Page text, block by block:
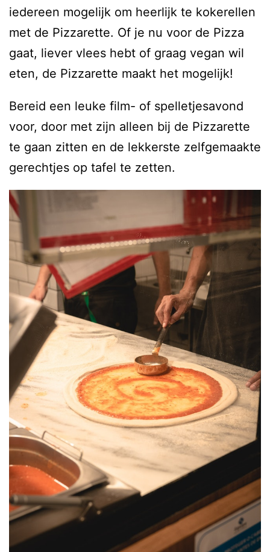
iedereen mogelijk om heerlijk te kokerellen
met de Pizzarette. Of je nu voor de Pizza
gaat, liever vlees hebt of graag vegan wil
eten, de Pizzarette maakt het mogelijk!
Bereid een leuke film- of spelletjesavond
voor, door met zijn alleen bij de Pizzarette
te gaan zitten en de lekkerste zelfgemaakte
gerechtjes op tafel te zetten.